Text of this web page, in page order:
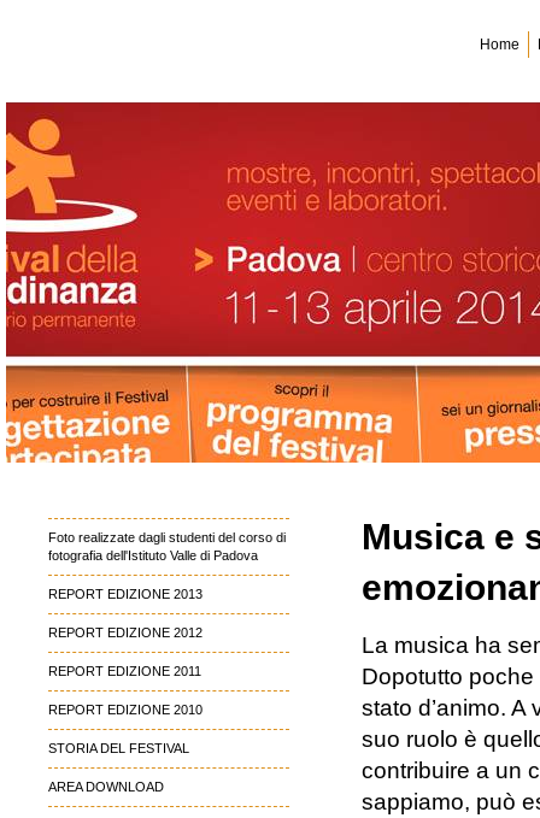
Home
Foto realizzate dagli studenti del corso di
fotografia dell'Istituto Valle di Padova
REPORT EDIZIONE 2013
REPORT EDIZIONE 2012
REPORT EDIZIONE 2011
REPORT EDIZIONE 2010
STORIA DEL FESTIVAL
AREA DOWNLOAD
Musica e
La musica ha
Dopotutto
stato d’animo.
suo ruolo è
contribuire a un
sappiamo, può